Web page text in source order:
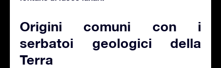
Origini comuni con i
serbatoi geologici della
Terra